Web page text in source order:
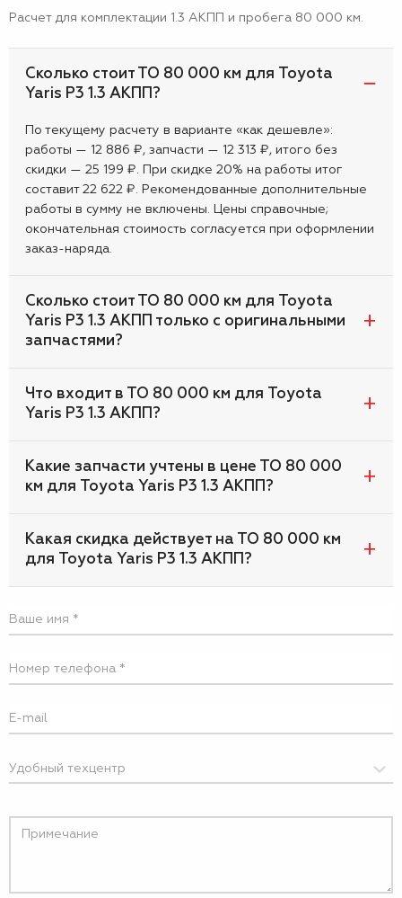
Расчет для комплектации 1.3 АКПП и пробега 80 000 км.
Сколько стоит ТО 80 000 км для Toyota
Yaris P3 1.3 АКПП?
По текущему расчету в варианте «как дешевле»:
работы — 12 886 ₽, запчасти — 12 313 ₽, итого без
скидки — 25 199 ₽. При скидке 20% на работы итог
составит 22 622 ₽. Рекомендованные дополнительные
работы в сумму не включены. Цены справочные;
окончательная стоимость согласуется при оформлении
заказ-наряда.
Сколько стоит ТО 80 000 км для Toyota
Yaris P3 1.3 АКПП только с оригинальными
запчастями?
Что входит в ТО 80 000 км для Toyota
Yaris P3 1.3 АКПП?
Какие запчасти учтены в цене ТО 80 000
км для Toyota Yaris P3 1.3 АКПП?
Какая скидка действует на ТО 80 000 км
для Toyota Yaris P3 1.3 АКПП?